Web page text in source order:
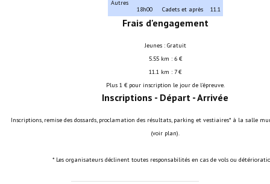
Autres
18h00
Cadets et après
11.1
Frais d'engagement
Jeunes : Gratuit
5.55 km : 6 €
11.1 km : 7 €
Plus 1 € pour inscription le jour de l'épreuve.
Inscriptions - Départ - Arrivée
Inscriptions, remise des dossards, proclamation des résultats, parking et vestiaires* à la salle
(voir plan).
* Les organisateurs déclinent toutes responsabilités en cas de vols ou